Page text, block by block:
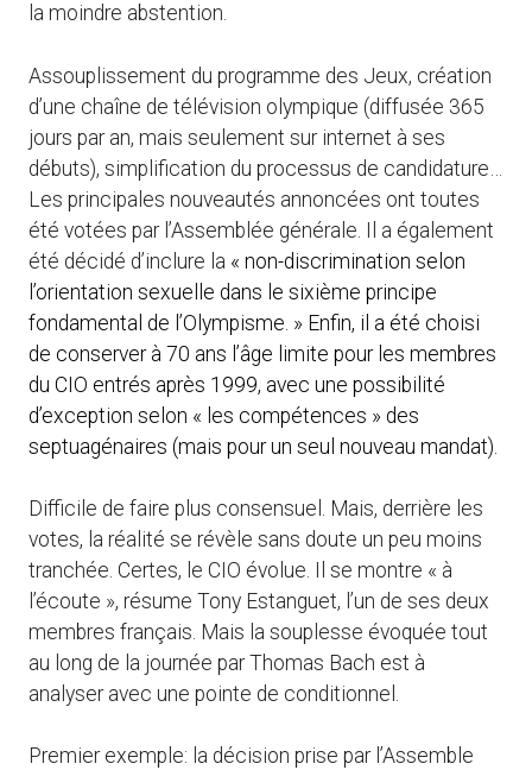
la moindre abstention.
Assouplissement du programme des Jeux, création
d’une chaîne de télévision olympique (diffusée 365
jours par an, mais seulement sur internet à ses
débuts), simplification du processus de candidature…
Les principales nouveautés annoncées ont toutes
été votées par l’Assemblée générale. Il a également
été décidé d’inclure la « non-discrimination selon
l’orientation sexuelle dans le sixième principe
fondamental de l’Olympisme. » Enfin, il a été choisi
de conserver à 70 ans l’âge limite pour les membres
du CIO entrés après 1999, avec une possibilité
d’exception selon « les compétences » des
septuagénaires (mais pour un seul nouveau mandat).
Difficile de faire plus consensuel. Mais, derrière les
votes, la réalité se révèle sans doute un peu moins
tranchée. Certes, le CIO évolue. Il se montre « à
l’écoute », résume Tony Estanguet, l’un de ses deux
membres français. Mais la souplesse évoquée tout
au long de la journée par Thomas Bach est à
analyser avec une pointe de conditionnel.
Premier exemple: la décision prise par l’Assemble